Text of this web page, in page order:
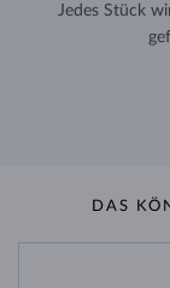
Jedes Stück
DAS